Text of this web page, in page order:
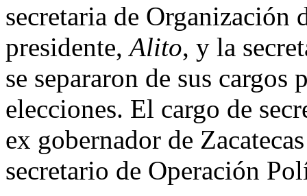
secretaria de
presidente,Alito, y la
se separaron de sus cargos
elecciones. El cargo de
ex gobernador de
secretario de Operación